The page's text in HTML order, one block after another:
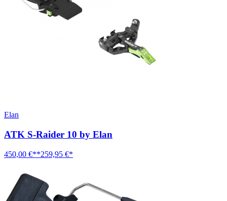
Elan
ATK S-Raider 10 by Elan
450,00 €**259,95 €*